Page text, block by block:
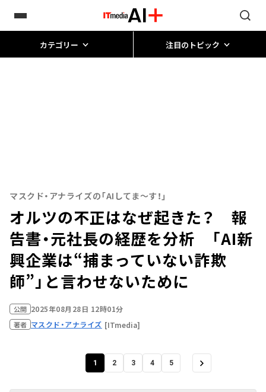
カテゴリー 注目のトピック
マスクド・アナライズの「AIしてま～す！」
オルツの不正はなぜ起きた？ 報
告書・元社長の経歴を分析 「AI新
興企業は“捕まっていない詐欺
師”」と言わせないために
公開 2025年08月28日 12時01分
著者 マスクド・アナライズ [ITmedia]
1 2 3 4 5